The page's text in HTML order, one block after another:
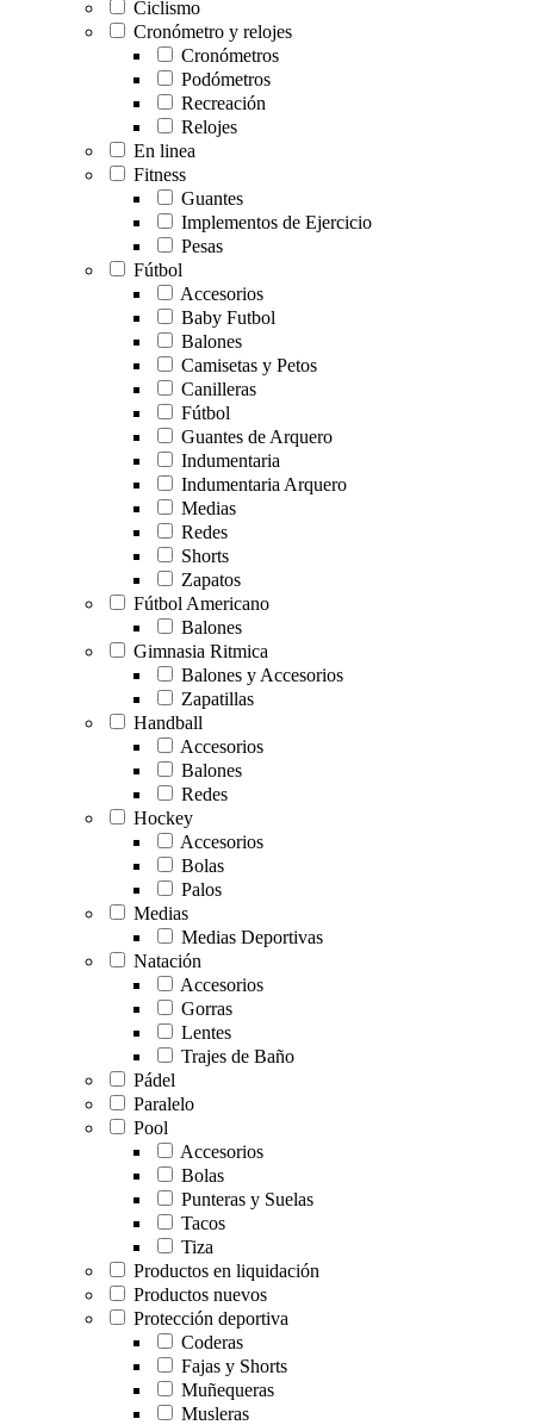
Ciclismo
Cronómetro y relojes
Cronómetros
Podómetros
Recreación
Relojes
En linea
Fitness
Guantes
Implementos de Ejercicio
Pesas
Fútbol
Accesorios
Baby Futbol
Balones
Camisetas y Petos
Canilleras
Fútbol
Guantes de Arquero
Indumentaria
Indumentaria Arquero
Medias
Redes
Shorts
Zapatos
Fútbol Americano
Balones
Gimnasia Ritmica
Balones y Accesorios
Zapatillas
Handball
Accesorios
Balones
Redes
Hockey
Accesorios
Bolas
Palos
Medias
Medias Deportivas
Natación
Accesorios
Gorras
Lentes
Trajes de Baño
Pádel
Paralelo
Pool
Accesorios
Bolas
Punteras y Suelas
Tacos
Tiza
Productos en liquidación
Productos nuevos
Protección deportiva
Coderas
Fajas y Shorts
Muñequeras
Musleras